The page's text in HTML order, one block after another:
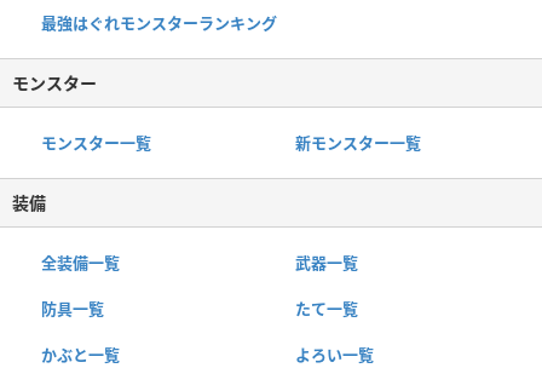
最強はぐれモンスターランキング
モンスター
モンスター一覧 新モンスター一覧
装備
全装備一覧 武器一覧
防具一覧 たて一覧
かぶと一覧 よろい一覧